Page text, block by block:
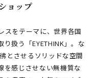
ョップ
スをテーマに、世界各国
扱う「EYETHINK」。な
とさせるソリッドな空間
を感じさせない無機質な